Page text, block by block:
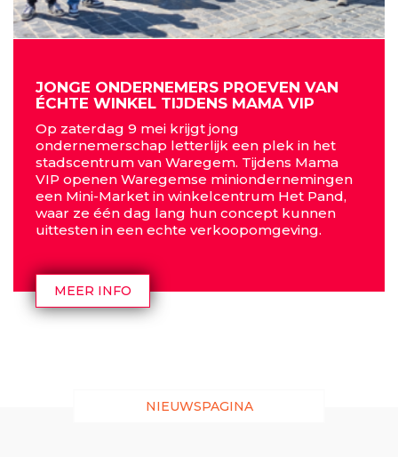
JONGE ONDERNEMERS PROEVEN VAN
ÉCHTE WINKEL TIJDENS MAMA VIP
Op zaterdag 9 mei krijgt jong
ondernemerschap letterlijk een plek in het
stadscentrum van Waregem. Tijdens Mama
VIP openen Waregemse miniondernemingen
een Mini-Market in winkelcentrum Het Pand,
waar ze één dag lang hun concept kunnen
uittesten in een echte verkoopomgeving.
MEER INFO
NIEUWSPAGINA